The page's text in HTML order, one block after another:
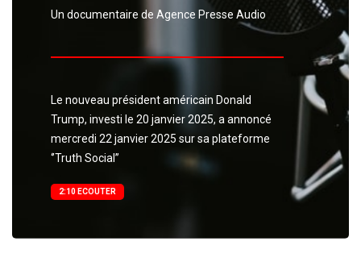
Un documentaire de Agence Presse Audio
​​​​​​​Le nouveau président américain Donald
Trump, investi le 20 janvier 2025, a annoncé
mercredi 22 janvier 2025 sur sa plateforme
‘’Truth Social’’
2:10 ECOUTER